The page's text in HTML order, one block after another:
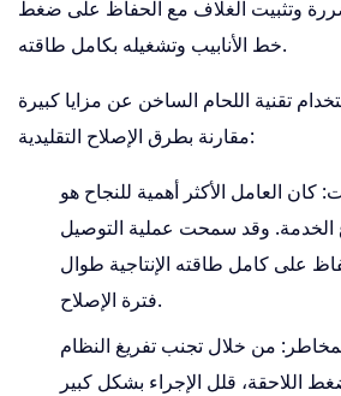
وتثبيت الغلاف مع الحفاظ على ضغط
خط الأنابيب وتشغيله بكامل طاقته.
تقنية اللحام الساخن عن مزايا كبيرة
مقارنة بطرق الإصلاح التقليدية:
كان العامل الأكثر أهمية للنجاح هو
الخدمة. وقد سمحت عملية التوصيل
على كامل طاقته الإنتاجية طوال
فترة الإصلاح.
من خلال تجنب تفريغ النظام
اللاحقة، قلل الإجراء بشكل كبير